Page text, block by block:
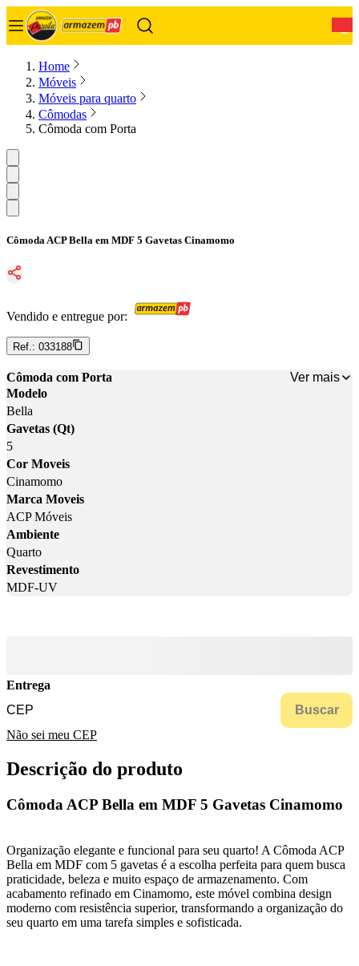
Home
Móveis
Móveis para quarto
Cômodas
Cômoda com Porta
Cômoda ACP Bella em MDF 5 Gavetas Cinamomo
Vendido e entregue por:
Ref.: 033188
Cômoda com Porta
Ver mais
Modelo
Bella
Gavetas (Qt)
5
Cor Moveis
Cinamomo
Marca Moveis
ACP Móveis
Ambiente
Quarto
Revestimento
MDF-UV
Entrega
Buscar
Não sei meu CEP
Descrição do produto
Cômoda ACP Bella em MDF 5 Gavetas Cinamomo
Organização elegante e funcional para seu quarto! A Cômoda ACP
Bella em MDF com 5 gavetas é a escolha perfeita para quem busca
praticidade, beleza e muito espaço de armazenamento. Com
acabamento refinado em Cinamomo, este móvel combina design
moderno com resistência superior, transformando a organização do
seu quarto em uma tarefa simples e sofisticada.